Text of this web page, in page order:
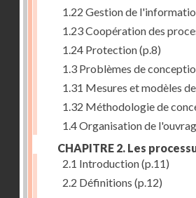
1.22 Gestion de
1.23 Coopération des
1.24 Protection(p.8)
1.3 Problèmes de
1.31 Mesures et modèles
1.32 Méthodologie de
1.4 Organisation de
CHAPITRE 2. Les
2.1 Introduction(p.11)
2.2 Définitions (p.12)